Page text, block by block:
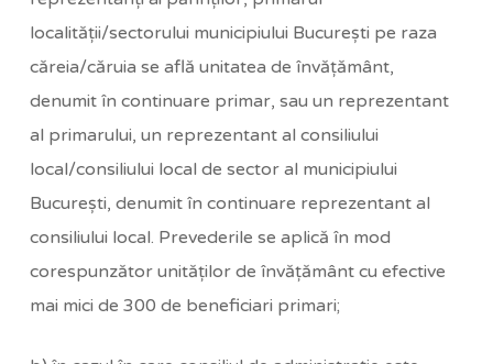
localităţii/sectorului municipiului Bucureşti pe raza
căreia/căruia se află unitatea de învăţământ,
denumit în continuare primar, sau un reprezentant
al primarului, un reprezentant al consiliului
local/consiliului local de sector al municipiului
Bucureşti, denumit în continuare reprezentant al
consiliului local. Prevederile se aplică în mod
corespunzător unităţilor de învăţământ cu efective
mai mici de 300 de beneficiari primari;